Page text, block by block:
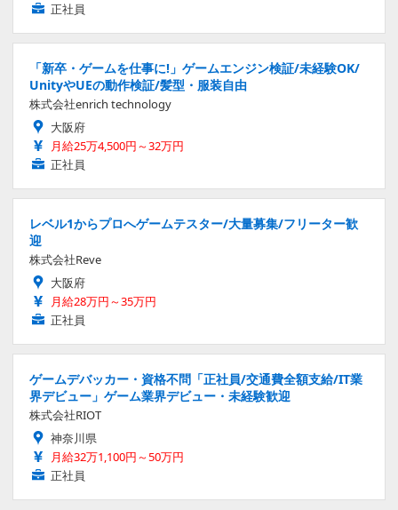
正社員
「新卒・ゲームを仕事に!」ゲームエンジン検証/未経験OK/
UnityやUEの動作検証/髪型・服装自由
株式会社enrich technology
大阪府
月給25万4,500円～32万円
正社員
レベル1からプロへゲームテスター/大量募集/フリーター歓
迎
株式会社Reve
大阪府
月給28万円～35万円
正社員
ゲームデバッカー・資格不問「正社員/交通費全額支給/IT業
界デビュー」ゲーム業界デビュー・未経験歓迎
株式会社RIOT
神奈川県
月給32万1,100円～50万円
正社員